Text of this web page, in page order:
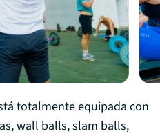
totalmente equipada con
wall balls, slam balls,